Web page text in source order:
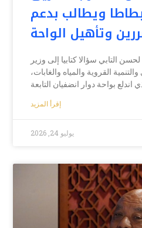
ويطالب بدعم
وتأهيل الواحة
التابي سؤالا كتابيا إلى وزير
القروية والمياه والغابات،
بواحة دوار انضفيان التابعة
إقرأ المزيد
يوليو 24, 2026